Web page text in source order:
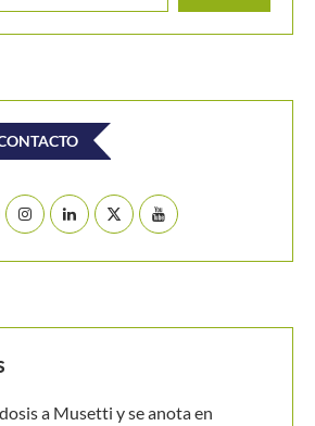
a Musetti y se anota en